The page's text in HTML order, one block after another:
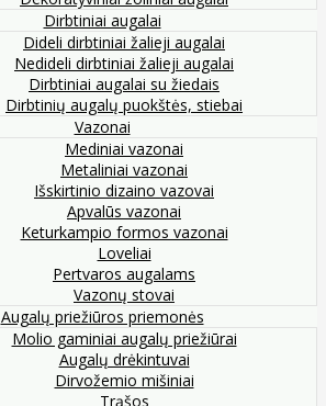
Dirbtiniai augalai
Dideli dirbtiniai žalieji augalai
Nedideli dirbtiniai žalieji augalai
Dirbtiniai augalai su žiedais
Dirbtinių augalų puokštės, stiebai
Vazonai
Mediniai vazonai
Metaliniai vazonai
Išskirtinio dizaino vazovai
Apvalūs vazonai
Keturkampio formos vazonai
Loveliai
Pertvaros augalams
Vazonų stovai
Augalų priežiūros priemonės
Molio gaminiai augalų priežiūrai
Augalų drėkintuvai
Dirvožemio mišiniai
Trąšos